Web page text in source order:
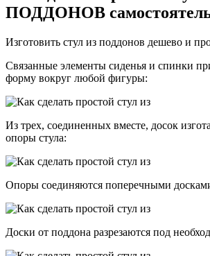
ПОДДОНОВ
Изготовить стул из поддонов дешево и
Связанные элементы сиденья и спинки
форму вокруг любой фигуры:
Из трех, соединенных вместе, досок
опоры стула:
Опоры соединяются поперечными
Доски от поддона разрезаются под